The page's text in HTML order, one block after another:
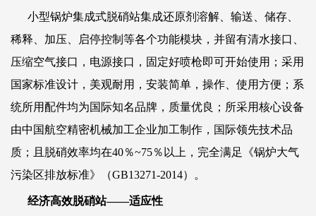
小型锅炉集成式脱硝站集成还原剂溶解、输送、储存、
稀释、加压、启停控制等各个功能模块，并留有清水接口、
压缩空气接口，电源接口，固定好喷枪即可开始使用；采用
国家标准设计，美观耐用，安装简单，操作、使用方便；系
统所用配件均为国际知名品牌，质量优良；所采用核心设备
由中国航空精密机械加工企业加工制作，国际领先技术品
质；且脱硝效率均在40％~75％以上，完全满足《锅炉大气
污染区排放标准》（GB13271-2014）。
经济高效脱硝站——适应性